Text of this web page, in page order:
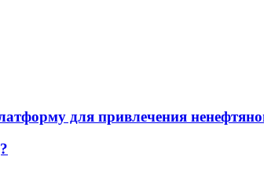
для привлечения